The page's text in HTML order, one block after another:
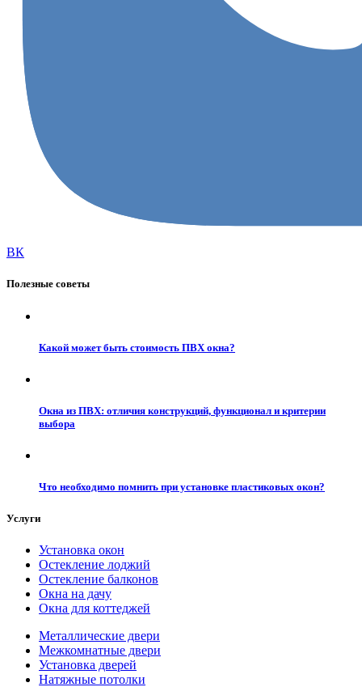
ВК
Полезные советы
Какой может быть стоимость ПВХ окна?
Окна из ПВХ: отличия конструкций, функционал и критерии
выбора
Что необходимо помнить при установке пластиковых окон?
Услуги
Установка окон
Остекление лоджий
Остекление балконов
Окна на дачу
Окна для коттеджей
Металлические двери
Межкомнатные двери
Установка дверей
Натяжные потолки